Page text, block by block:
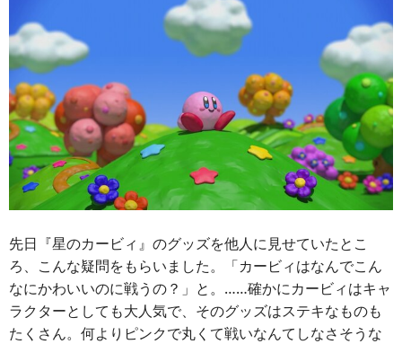
先日『星のカービィ』のグッズを他人に見せていたとこ
ろ、こんな疑問をもらいました。「カービィはなんでこん
なにかわいいのに戦うの？」と。……確かにカービィはキャ
ラクターとしても大人気で、そのグッズはステキなものも
たくさん。何よりピンクで丸くて戦いなんてしなさそうな